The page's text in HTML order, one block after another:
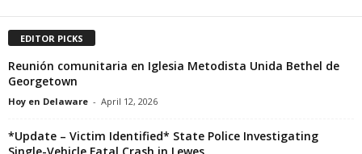
EDITOR PICKS
Reunión comunitaria en Iglesia Metodista Unida Bethel de
Georgetown
Hoy en Delaware - April 12, 2026
*Update – Victim Identified* State Police Investigating